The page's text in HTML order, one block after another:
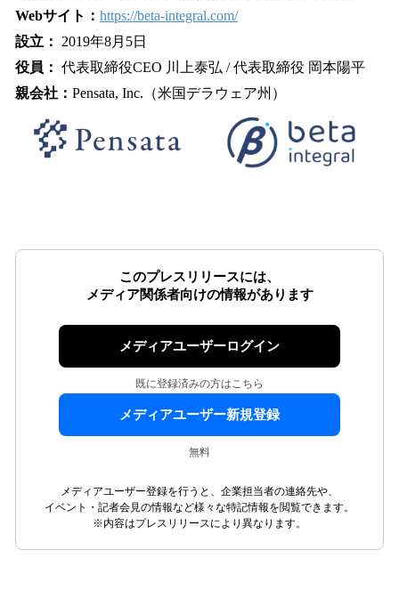
Webサイト： https://beta-integral.com/
設立：
2019年8月5日
役員： 代表取締役CEO 川上泰弘 / 代表取締役 岡本陽平
親会社： Pensata, Inc.（米国デラウェア州）
このプレスリリースには、
メディア関係者向けの情報があります
メディアユーザーログイン
既に登録済みの方はこちら
メディアユーザー新規登録
無料
メディアユーザー登録を行うと、企業担当者の連絡先や、
イベント・記者会見の情報など様々な特記情報を閲覧できます。
※内容はプレスリリースにより異なります。